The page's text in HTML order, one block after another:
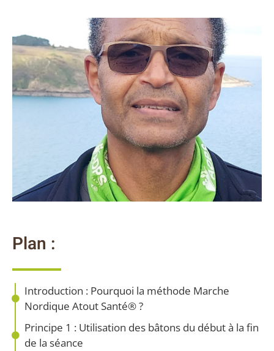
Plan :
Introduction : Pourquoi la méthode Marche
Nordique Atout Santé® ?
Principe 1 : Utilisation des bâtons du début à la fin
de la séance